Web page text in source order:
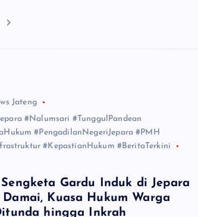
Jateng
#Nalumsari #TunggulPandean
#PengadilanNegeriJepara #PMH
#KepastianHukum #BeritaTerkini
Gardu Induk di Jepara
Kuasa Hukum Warga
hingga Inkrah